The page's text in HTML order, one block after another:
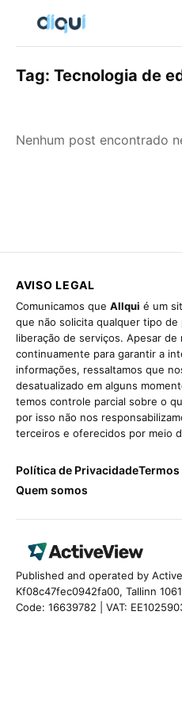
Tag: Tecnologia de
Nenhum post encontrado
AVISO LEGAL
Comunicamos que Allqui é um
que não solicita qualquer tipo de
liberação de serviços. Apesar
continuamente para garantir a
informações, ressaltamos que
desatualizado em alguns
temos controle parcial sobre o
por isso não nos
terceiros e oferecidos por meio
Política de PrivacidadeTermos
Quem somos
Published and operated by
Kf08c47fec0942fa00, Tallinn
Code: 16639782 | VAT: